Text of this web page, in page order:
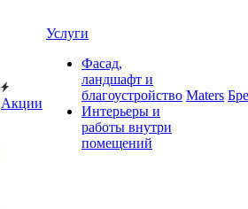
Акции
Услуги
Фасад,
ландшафт и
благоустройство
Интерьеры и
работы внутри
помещений
Maters